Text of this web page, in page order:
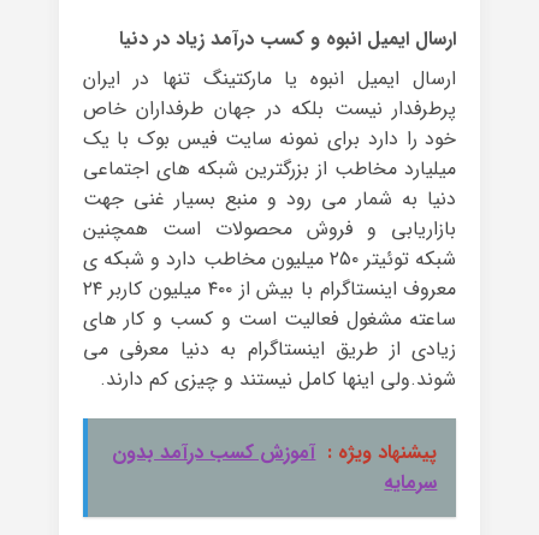
ارسال ایمیل انبوه و کسب درآمد زیاد در دنیا
ارسال ایمیل انبوه یا مارکتینگ تنها در ایران
پرطرفدار نیست بلکه در جهان طرفداران خاص
خود را دارد برای نمونه سایت فیس بوک با یک
میلیارد مخاطب از بزرگترین شبکه های اجتماعی
دنیا به شمار می رود و منبع بسیار غنی جهت
بازاریابی و فروش محصولات است همچنین
شبکه توئیتر ۲۵۰ میلیون مخاطب دارد و شبکه ی
معروف اینستاگرام با بیش از ۴۰۰ میلیون کاربر ۲۴
ساعته مشغول فعالیت است و کسب و کار های
زیادی از طریق اینستاگرام به دنیا معرفی می
شوند.ولی اینها کامل نیستند و چیزی کم دارند.
پیشنهاد ویژه : آموزش کسب درآمد بدون
سرمایه